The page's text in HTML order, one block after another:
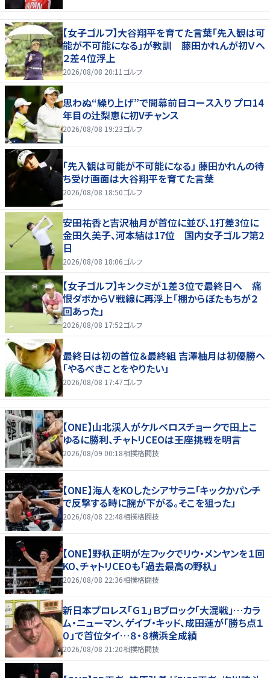
【女子ゴルフ】大谷翔平を育てた言葉「先入観は可
能が不可能になる」が教訓 藤田かれんが初Ｖへ
２差４位浮上
2026/08/08 20:11 ゴルフ
思わぬ“繰り上げ”で開幕前日コース入り プロ14
年目の辻梨恵に初Vチャンス
2026/08/08 19:23ゴルフ
「先入観は可能が不可能になる」 藤田かれんの待
ち受け画面は大谷翔平を育てた言葉
2026/08/08 18:50ゴルフ
安田祐香と吉沢柚月が首位に並び、1打差3位に
金田久美子、河本結は17位 国内女子ゴルフ第2
日
2026/08/08 18:06ゴルフ
【女子ゴルフ】キンクミが１差３位で最終日へ 痛
恨ダボからＶ戦線に再浮上「棚からぼたもちが２
回あった」
2026/08/08 17:52ゴルフ
最終日は初の首位＆最終組 吉澤柚月は初優勝へ
「やるべきことをやりたい」
2026/08/08 17:47ゴルフ
【ONE】山北渓人がケルベロスチョークで田上こ
ゆるに勝利、チャトリCEOは王座挑戦を明言
2026/08/09 00:18相撲格闘技
【ONE】海人をKOしたシアサラニ「キックかパンチ
で反撃する時に腕が下がる。そこを狙った」
2026/08/08 22:48相撲格闘技
【ONE】野杁正明が左フックでリウ・メンヤンを１回
KO、チャトリCEOも「過去最高の野杁」
2026/08/08 22:36相撲格闘技
新日本プロレス「Ｇ１」Ｂブロック「大混戦」…カラ
ム・ニューマン、ゲイブ・キッド、成田蓮が「勝ち点１
０」で首位タイ…８・８横浜全成績
2026/08/08 21:20相撲格闘技